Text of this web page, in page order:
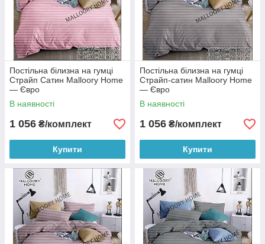
Постільна білизна на гумці
Страйп Сатин Malloory Home
— Євро
В наявності
1 056 ₴/комплект
Купити
Постільна білизна на гумці
Страйп-сатин Malloory Home
— Євро
В наявності
1 056 ₴/комплект
Купити